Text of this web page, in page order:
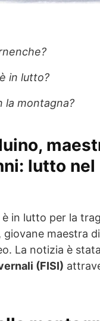
in lutto?
la montagna?
,
lutto
è in lutto per la
, giovane maestra
La notizia è
(FISI)